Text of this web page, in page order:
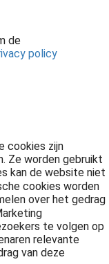
de
policy
cookies zijn
Ze worden gebruikt
kan de website niet
cookies worden
over het gedrag
te volgen op
relevante
van deze